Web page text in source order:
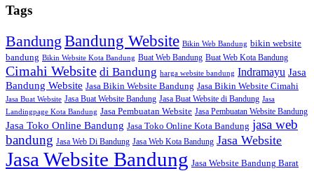
Tags
Bandung Bandung Website Bikin Web Bandung bikin website
bandung Bikin Website Kota Bandung Buat Web Bandung Buat Web Kota Bandung
Cimahi Website di Bandung harga website bandung Indramayu Jasa
Bandung Website Jasa Bikin Website Bandung Jasa Bikin Website Cimahi
Jasa Buat Website Jasa Buat Website Bandung Jasa Buat Website di Bandung Jasa
Landingpage Kota Bandung Jasa Pembuatan Website Jasa Pembuatan Website Bandung
Jasa Toko Online Bandung Jasa Toko Online Kota Bandung jasa web
bandung Jasa Web Di Bandung Jasa Web Kota Bandung Jasa Website
Jasa Website Bandung Jasa Website Bandung Barat